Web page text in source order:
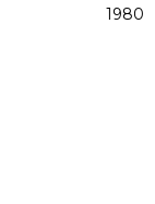
1980